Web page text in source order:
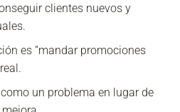
clientes nuevos y
es “mandar promociones
un problema en lugar de